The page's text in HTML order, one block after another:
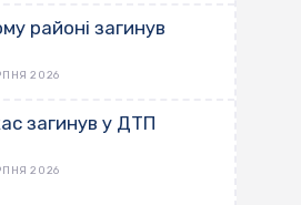
районі загинув
2026
загинув у ДТП
2026